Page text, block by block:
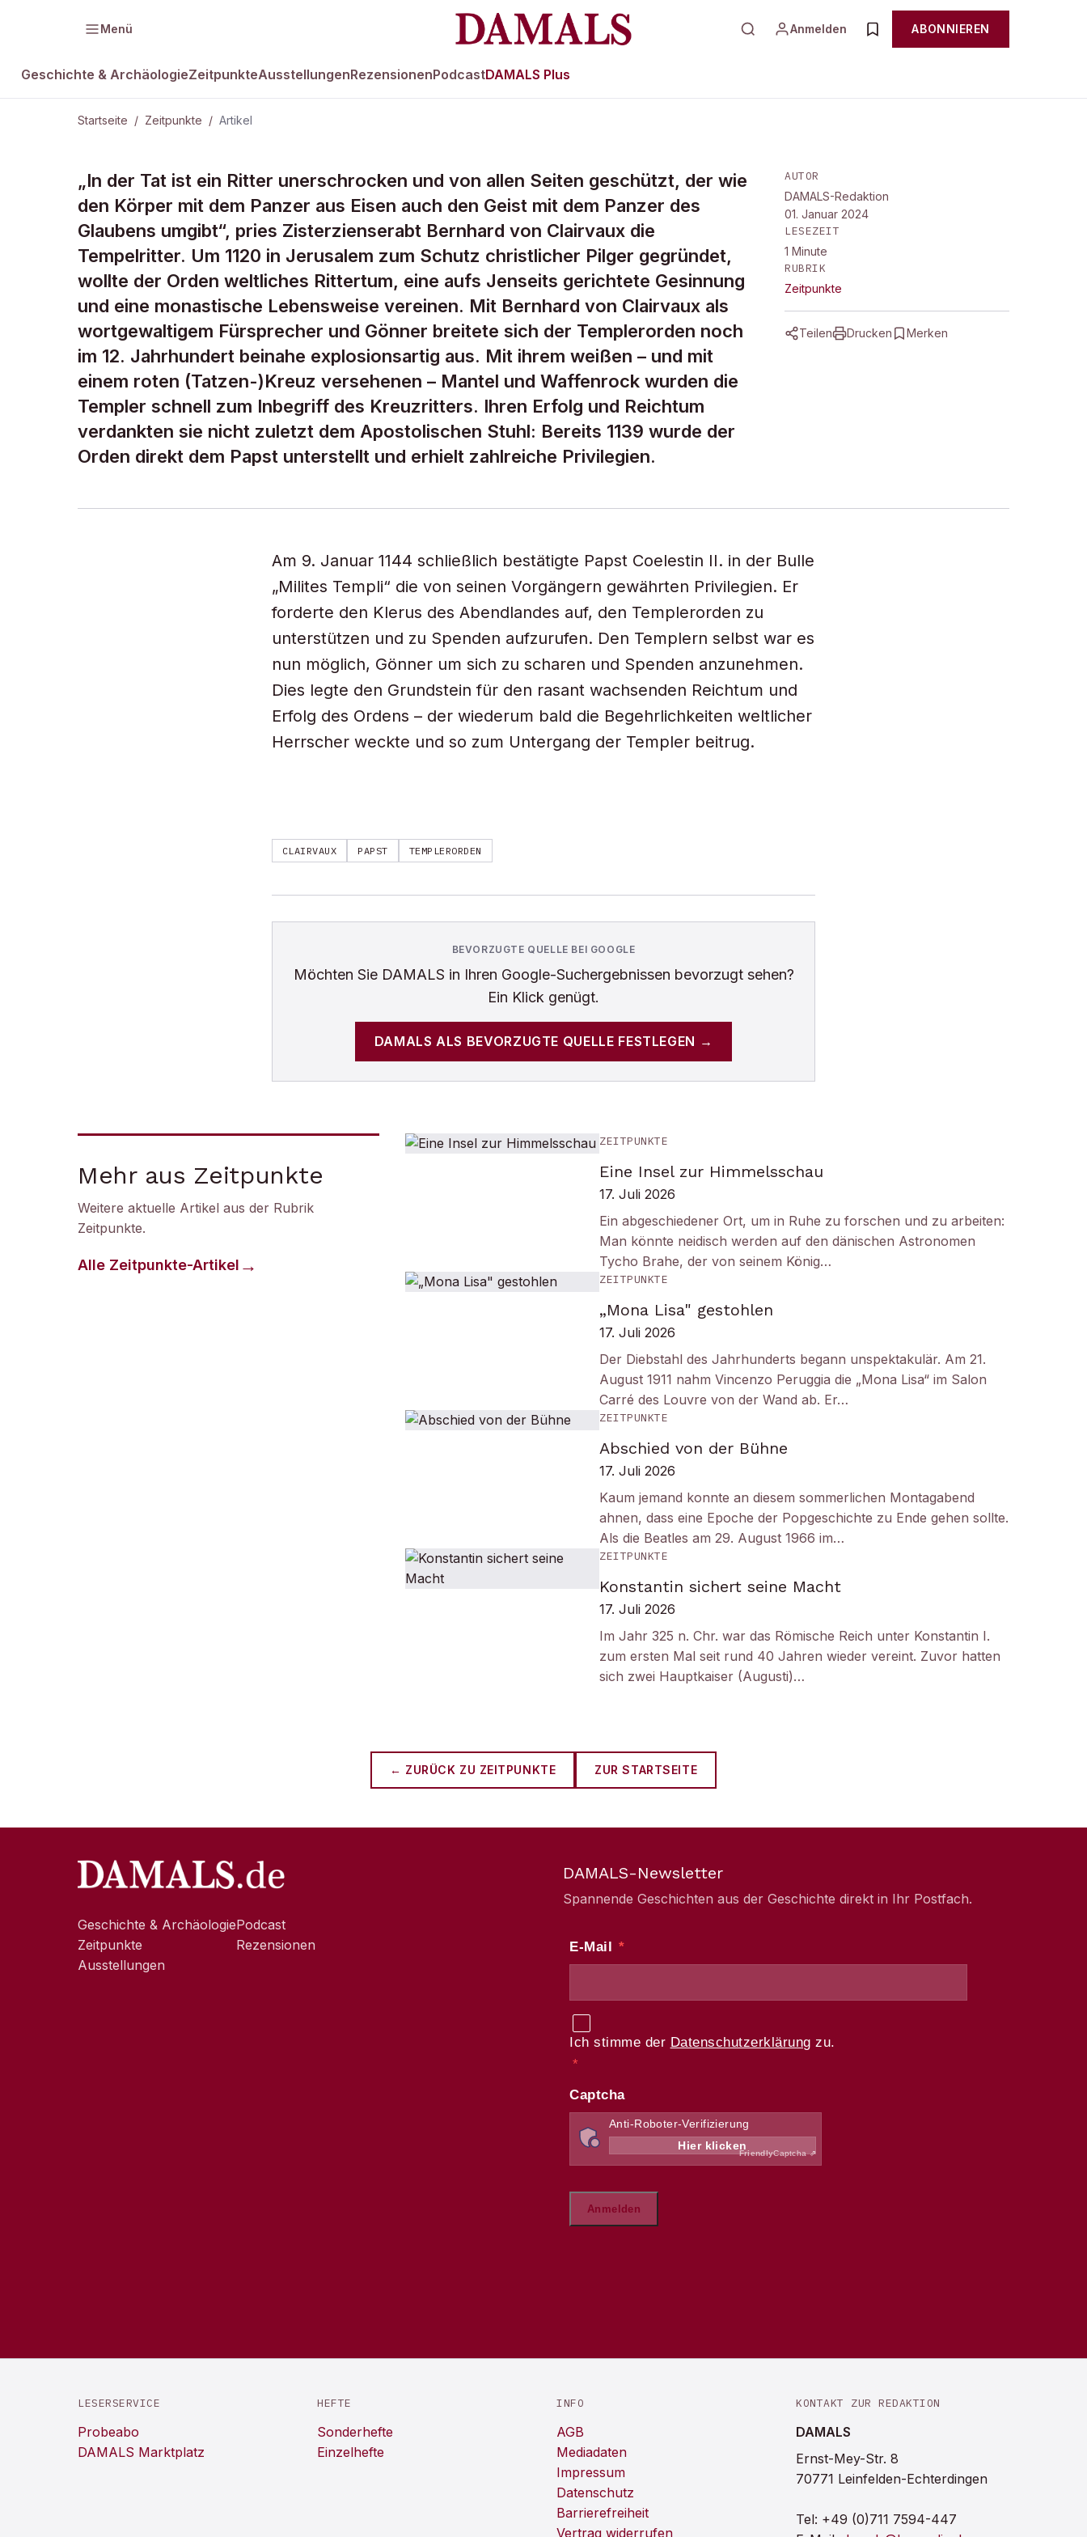
Menü Anmelden ABONNIEREN
Geschichte & ArchäologieZeitpunkteAusstellungenRezensionenPodcastDAMALS Plus
Startseite / Zeitpunkte / Artikel
ZEITPUNKTE · 9. JANUAR 1120
Papst fördert
Templerorden
„In der Tat ist ein Ritter unerschrocken und von allen Seiten geschützt, der wie
den Körper mit dem Panzer aus Eisen auch den Geist mit dem Panzer des
Glaubens umgibt“, pries Zisterzienserabt Bernhard von Clairvaux die
Tempelritter. Um 1120 in Jerusalem zum Schutz christlicher Pilger gegründet,
wollte der Orden weltliches Rittertum, eine aufs Jenseits gerichtete Gesinnung
und eine monastische Lebensweise vereinen. Mit Bernhard von Clairvaux als
wortgewaltigem Fürsprecher und Gönner breitete sich der Templerorden noch
im 12. Jahrhundert beinahe explosionsartig aus. Mit ihrem weißen – und mit
einem roten (Tatzen-)Kreuz versehenen – Mantel und Waffenrock wurden die
Templer schnell zum Inbegriff des Kreuzritters. Ihren Erfolg und Reichtum
verdankten sie nicht zuletzt dem Apostolischen Stuhl: Bereits 1139 wurde der
Orden direkt dem Papst unterstellt und erhielt zahlreiche Privilegien.
AUTOR
DAMALS-Redaktion
01. Januar 2024
LESEZEIT
1 Minute
RUBRIK
Zeitpunkte
Teilen Drucken Merken
Am 9. Januar 1144 schließlich bestätigte Papst Coelestin II. in der Bulle
„Milites Templi“ die von seinen Vorgängern gewährten Privilegien. Er
forderte den Klerus des Abendlandes auf, den Templerorden zu
unterstützen und zu Spenden aufzurufen. Den Templern selbst war es
nun möglich, Gönner um sich zu scharen und Spenden anzunehmen.
Dies legte den Grundstein für den rasant wachsenden Reichtum und
Erfolg des Ordens – der wiederum bald die Begehrlichkeiten weltlicher
Herrscher weckte und so zum Untergang der Templer beitrug.
CLAIRVAUX PAPST TEMPLERORDEN
BEVORZUGTE QUELLE BEI GOOGLE
Möchten Sie DAMALS in Ihren Google-Suchergebnissen bevorzugt sehen?
Ein Klick genügt.
DAMALS ALS BEVORZUGTE QUELLE FESTLEGEN →
Mehr aus Zeitpunkte
Weitere aktuelle Artikel aus der Rubrik
Zeitpunkte.
Alle Zeitpunkte-Artikel
ZEITPUNKTE
Eine Insel zur Himmelsschau
17. Juli 2026
Ein abgeschiedener Ort, um in Ruhe zu forschen und zu arbeiten:
Man könnte neidisch werden auf den dänischen Astronomen
Tycho Brahe, der von seinem König…
ZEITPUNKTE
„Mona Lisa" gestohlen
17. Juli 2026
Der Diebstahl des Jahrhunderts begann unspektakulär. Am 21.
August 1911 nahm Vincenzo Peruggia die „Mona Lisa“ im Salon
Carré des Louvre von der Wand ab. Er…
ZEITPUNKTE
Abschied von der Bühne
17. Juli 2026
Kaum jemand konnte an diesem sommerlichen Montagabend
ahnen, dass eine Epoche der Popgeschichte zu Ende gehen sollte.
Als die Beatles am 29. August 1966 im…
ZEITPUNKTE
Konstantin sichert seine Macht
17. Juli 2026
Im Jahr 325 n. Chr. war das Römische Reich unter Konstantin I.
zum ersten Mal seit rund 40 Jahren wieder vereint. Zuvor hatten
sich zwei Hauptkaiser (Augusti)…
← ZURÜCK ZU ZEITPUNKTE ZUR STARTSEITE
Geschichte & Archäologie
Zeitpunkte
Ausstellungen
Podcast
Rezensionen
DAMALS-Newsletter
Spannende Geschichten aus der Geschichte direkt in Ihr Postfach.
LESERSERVICE
Probeabo
DAMALS Marktplatz
HEFTE
Sonderhefte
Einzelhefte
INFO
AGB
Mediadaten
Impressum
Datenschutz
Barrierefreiheit
Vertrag widerrufen
KONTAKT ZUR REDAKTION
DAMALS
Ernst-Mey-Str. 8
70771 Leinfelden-Echterdingen
Tel: +49 (0)711 7594-447